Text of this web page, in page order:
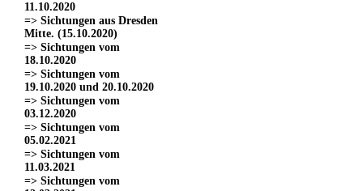
11.10.2020
=> Sichtungen aus Dresden
Mitte. (15.10.2020)
=> Sichtungen vom
18.10.2020
=> Sichtungen vom
19.10.2020 und 20.10.2020
=> Sichtungen vom
03.12.2020
=> Sichtungen vom
05.02.2021
=> Sichtungen vom
11.03.2021
=> Sichtungen vom